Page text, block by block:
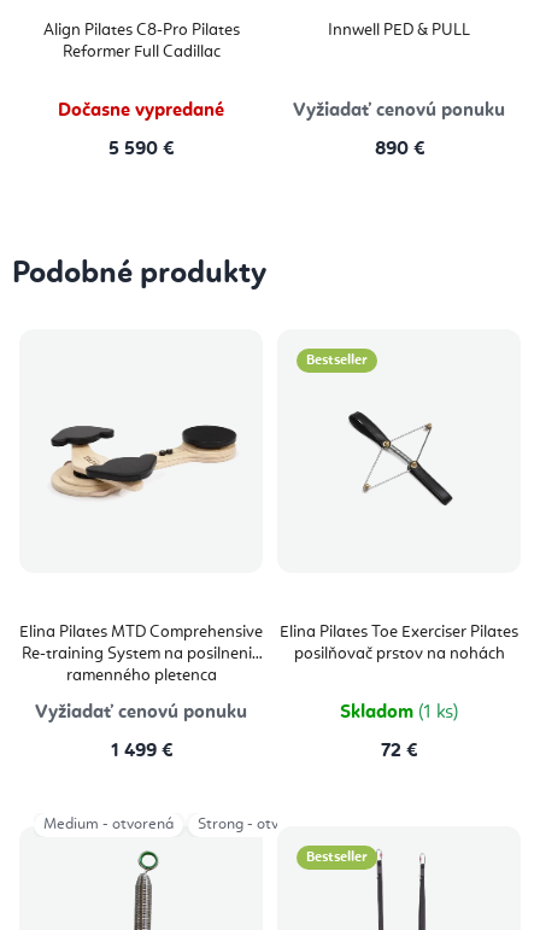
Align Pilates C8-Pro Pilates
Reformer Full Cadillac
Dočasne vypredané
5 590 €
Innwell PED & PULL
Vyžiadať cenovú ponuku
890 €
Podobné produkty
Elina Pilates MTD Comprehensive
Re-training System na posilnenie
ramenného pletenca
Vyžiadať cenovú ponuku
1 499 €
Bestseller
Elina Pilates Toe Exerciser Pilates
posilňovač prstov na nohách
Skladom (1 ks)
72 €
Medium - otvorená Strong - otvorená
Bestseller